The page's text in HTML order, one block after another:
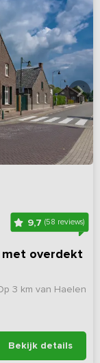
9,7(58 reviews)
met overdekt
3 km van Haelen
Bekijk details